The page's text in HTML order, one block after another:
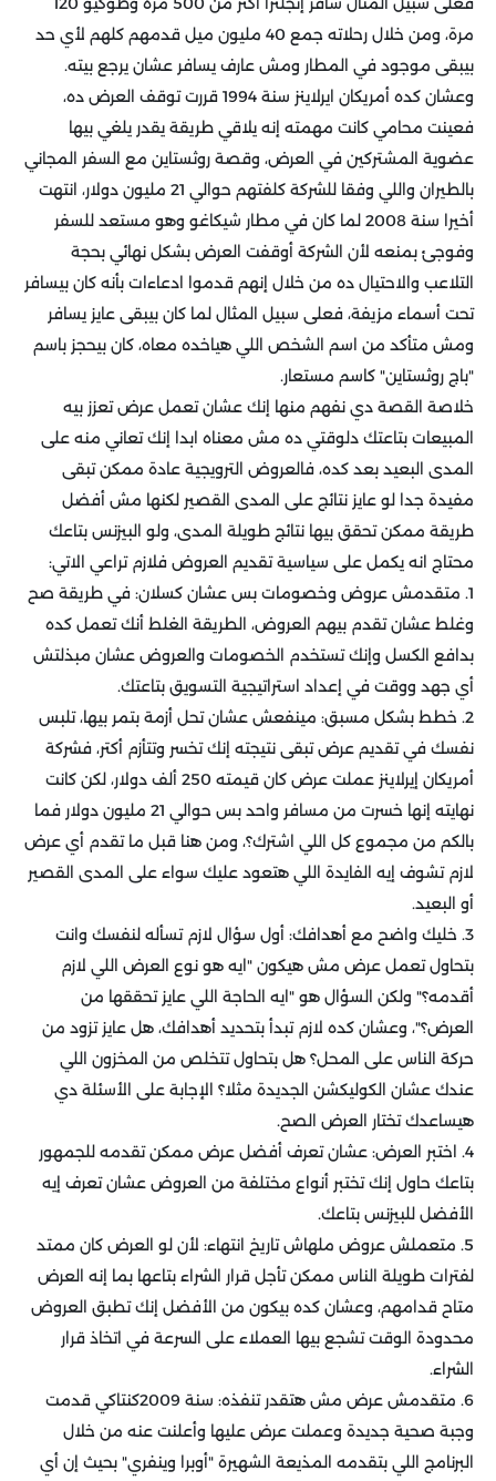
مرة، ومن خلال رحلاته جمع 40 مليون ميل قدمهم كلهم لأي حد
بيبقى موجود في المطار ومش عارف يسافر عشان يرجع بيته.
وعشان كده أمريكان ايرلاينز سنة 1994 قررت توقف العرض ده،
فعينت محامي كانت مهمته إنه يلاقي طريقة يقدر يلغي بيها
عضوية المشتركين في العرض، وقصة روثستاين مع السفر المجاني
بالطيران واللي وفقا للشركة كلفتهم حوالي 21 مليون دولار، انتهت
أخيرا سنة 2008 لما كان في مطار شيكاغو وهو مستعد للسفر
وفوجئ بمنعه لأن الشركة أوقفت العرض بشكل نهائي بحجة
التلاعب والاحتيال ده من خلال إنهم قدموا ادعاءات بأنه كان بيسافر
تحت أسماء مزيفة، فعلى سبيل المثال لما كان بيبقى عايز يسافر
ومش متأكد من اسم الشخص اللي هياخده معاه، كان بيحجز باسم
"باج روثستاين" كاسم مستعار.
خلاصة القصة دي نفهم منها إنك عشان تعمل عرض تعزز بيه
المبيعات بتاعتك دلوقتي ده مش معناه ابدا إنك تعاني منه على
المدى البعيد بعد كده، فالعروض الترويجية عادة ممكن تبقى
مفيدة جدا لو عايز نتائج على المدى القصير لكنها مش أفضل
طريقة ممكن تحقق بيها نتائج طويلة المدى، ولو البيزنس بتاعك
محتاج انه يكمل على سياسية تقديم العروض فلازم تراعي الاتي:
1. متقدمش عروض وخصومات بس عشان كسلان: في طريقة صح
وغلط عشان تقدم بيهم العروض، الطريقة الغلط أنك تعمل كده
بدافع الكسل وإنك تستخدم الخصومات والعروض عشان مبذلتش
أي جهد ووقت في إعداد استراتيجية التسويق بتاعتك.
2. خطط بشكل مسبق: مينفعش عشان تحل أزمة بتمر بيها، تلبس
نفسك في تقديم عرض تبقى نتيجته إنك تخسر وتتأزم أكتر، فشركة
أمريكان إيرلاينز عملت عرض كان قيمته 250 ألف دولار، لكن كانت
نهايته إنها خسرت من مسافر واحد بس حوالي 21 مليون دولار فما
بالكم من مجموع كل اللي اشترك؟، ومن هنا قبل ما تقدم أي عرض
لازم تشوف إيه الفايدة اللي هتعود عليك سواء على المدى القصير
أو البعيد.
3. خليك واضح مع أهدافك: أول سؤال لازم تسأله لنفسك وانت
بتحاول تعمل عرض مش هيكون "ايه هو نوع العرض اللي لازم
أقدمه؟" ولكن السؤال هو "ايه الحاجة اللي عايز تحققها من
العرض؟"، وعشان كده لازم تبدأ بتحديد أهدافك، هل عايز تزود من
حركة الناس على المحل؟ هل بتحاول تتخلص من المخزون اللي
عندك عشان الكوليكشن الجديدة مثلا؟ الإجابة على الأسئلة دي
هيساعدك تختار العرض الصح.
4. اختبر العرض: عشان تعرف أفضل عرض ممكن تقدمه للجمهور
بتاعك حاول إنك تختبر أنواع مختلفة من العروض عشان تعرف إيه
الأفضل للبيزنس بتاعك.
5. متعملش عروض ملهاش تاريخ انتهاء: لأن لو العرض كان ممتد
لفترات طويلة الناس ممكن تأجل قرار الشراء بتاعها بما إنه العرض
متاح قدامهم، وعشان كده بيكون من الأفضل إنك تطبق العروض
محدودة الوقت تشجع بيها العملاء على السرعة في اتخاذ قرار
الشراء.
6. متقدمش عرض مش هتقدر تنفذه: سنة 2009كنتاكي قدمت
وجبة صحية جديدة وعملت عرض عليها وأعلنت عنه من خلال
البرنامج اللي بتقدمه المذيعة الشهيرة "أوبرا وينفري" بحيث إن أي